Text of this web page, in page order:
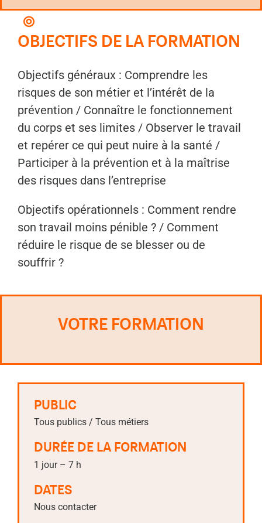
OBJECTIFS DE LA FORMATION
Objectifs généraux : Comprendre les
risques de son métier et l’intérêt de la
prévention / Connaître le fonctionnement
du corps et ses limites / Observer le travail
et repérer ce qui peut nuire à la santé /
Participer à la prévention et à la maîtrise
des risques dans l’entreprise
Objectifs opérationnels : Comment rendre
son travail moins pénible ? / Comment
réduire le risque de se blesser ou de
souffrir ?
VOTRE FORMATION
PUBLIC
Tous publics / Tous métiers
DURÉE DE LA FORMATION
1 jour – 7 h
DATES
Nous contacter